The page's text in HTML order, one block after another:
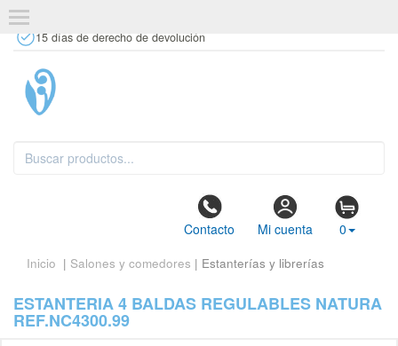
15 días de derecho de devolución
Contacto Mi cuenta 0
Inicio | Salones y comedores | Estanterías y librerías
ESTANTERIA 4 BALDAS REGULABLES NATURA
REF.NC4300.99